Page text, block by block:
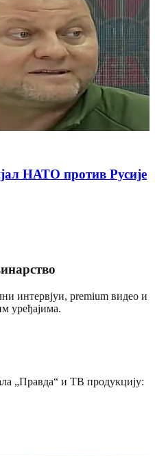
НАТО против Русије
интервјуи, premium видео и
уређајима.
„Правда“ и ТВ продукцију: